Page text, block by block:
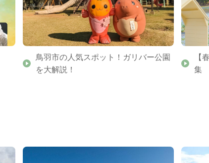
鳥羽市の人気スポット！ガリバー公園
を大解説！
【
集